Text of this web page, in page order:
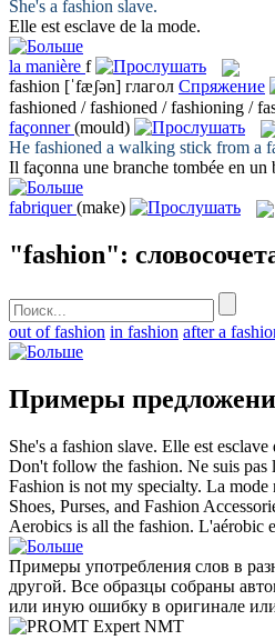
She's a fashion slave.
Elle est esclave de la mode.
la manière f
fashion [ˈfæʃən] глагол Спряжение
fashioned / fashioned / fashioning /
façonner (mould)
He fashioned a walking stick from a
Il façonna une branche tombée en un
fabriquer (make)
"fashion":
out of fashion in fashion after a
Примеры
She's a fashion slave. Elle est esclave
Don't follow the fashion. Ne suis pas
Fashion is not my specialty. La mode
Shoes, Purses, and Fashion
Aerobics is all the fashion. L'aérobic
Примеры употребления слов в
другой. Все образцы собраны
или иную ошибку в оригинале